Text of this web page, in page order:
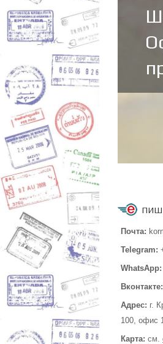
Почта:
Telegram:
WhatsApp:
Вконтакте:
Адрес: г.
100, офис
Карта: см.